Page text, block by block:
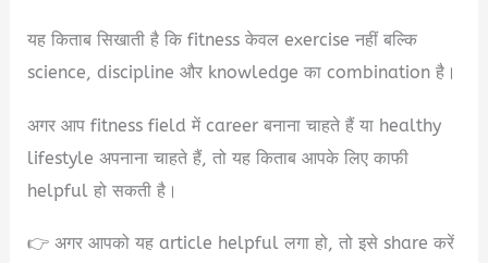
यह किताब सिखाती है कि fitness केवल exercise नहीं बल्कि
science, discipline और knowledge का combination है।
अगर आप fitness field में career बनाना चाहते हैं या healthy
lifestyle अपनाना चाहते हैं, तो यह किताब आपके लिए काफी
helpful हो सकती है।
👉 अगर आपको यह article helpful लगा हो, तो इसे share करें